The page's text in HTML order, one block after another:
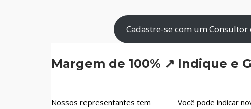
Cadastre-se com um Consultor
Margem de 100% ↗
Nossos representantes tem
Indique e
Você pode indicar